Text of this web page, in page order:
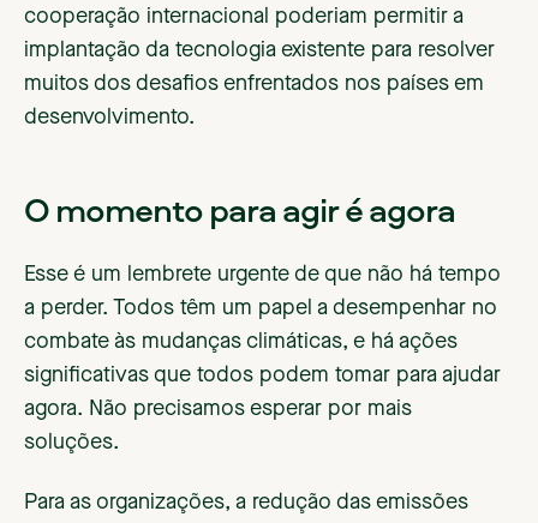
cooperação internacional poderiam permitir a
implantação da tecnologia existente para resolver
muitos dos desafios enfrentados nos países em
desenvolvimento.
O momento para agir é agora
Esse é um lembrete urgente de que não há tempo
a perder. Todos têm um papel a desempenhar no
combate às mudanças climáticas, e há ações
significativas que todos podem tomar para ajudar
agora. Não precisamos esperar por mais
soluções.
Para as organizações, a redução das emissões